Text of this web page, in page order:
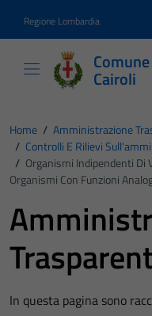
Regione Lombardia
Cairoli
Home / Amministrazione
/ Controlli E Rilievi
/ Organismi Indipendenti Di
Organismi Con Funzioni
In questa pagina sono